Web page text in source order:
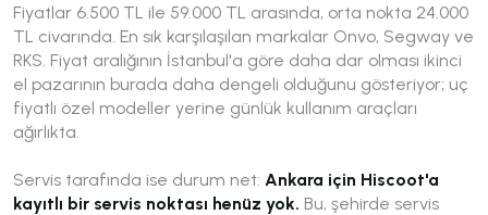
Fiyatlar 6.500 TL ile 59.000 TL arasında, orta nokta 24.000
TL civarında. En sık karşılaşılan markalar Onvo, Segway ve
RKS. Fiyat aralığının İstanbul'a göre daha dar olması ikinci
el pazarının burada daha dengeli olduğunu gösteriyor; uç
fiyatlı özel modeller yerine günlük kullanım araçları
ağırlıkta.
Servis tarafında ise durum net: Ankara için Hiscoot'a
kayıtlı bir servis noktası henüz yok. Bu, şehirde servis